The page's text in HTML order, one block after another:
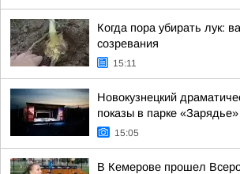
Когда пора убирать лук:
созревания
15:11
Новокузнецкий
показы в парке
15:05
В Кемерове прошел